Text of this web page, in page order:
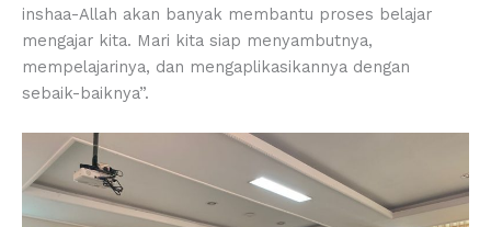
inshaa-Allah akan banyak membantu proses belajar
mengajar kita. Mari kita siap menyambutnya,
mempelajarinya, dan mengaplikasikannya dengan
sebaik-baiknya”.